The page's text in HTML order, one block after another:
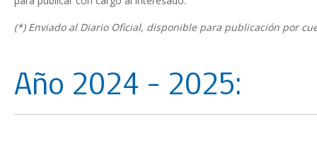
(*) Enviado al Diario Oficial, disponible para publicación por
Año 2024 – 2025: